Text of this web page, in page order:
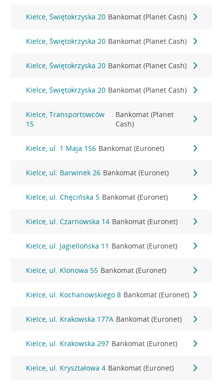
Kielce, Świętokrzyska 20 Bankomat (Planet Cash)
Kielce, Świętokrzyska 20 Bankomat (Planet Cash)
Kielce, Świętokrzyska 20 Bankomat (Planet Cash)
Kielce, Świętokrzyska 20 Bankomat (Planet Cash)
Kielce, Transportowców
15
Bankomat (Planet
Cash)
Kielce, ul. 1 Maja 156 Bankomat (Euronet)
Kielce, ul. Barwinek 26 Bankomat (Euronet)
Kielce, ul. Chęcińska 5 Bankomat (Euronet)
Kielce, ul. Czarnowska 14 Bankomat (Euronet)
Kielce, ul. Jagiellońska 11 Bankomat (Euronet)
Kielce, ul. Klonowa 55 Bankomat (Euronet)
Kielce, ul. Kochanowskiego 8 Bankomat (Euronet)
Kielce, ul. Krakowska 177A Bankomat (Euronet)
Kielce, ul. Krakowska 297 Bankomat (Euronet)
Kielce, ul. Kryształowa 4 Bankomat (Euronet)